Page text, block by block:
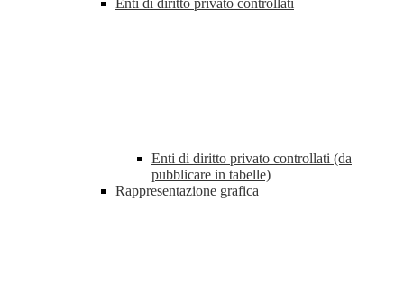
Enti di diritto privato controllati
Enti di diritto privato controllati (da
pubblicare in tabelle)
Rappresentazione grafica